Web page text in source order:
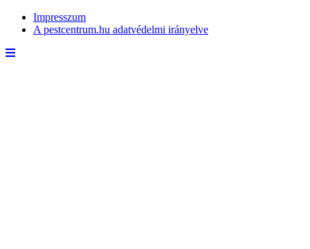
Impresszum
A pestcentrum.hu adatvédelmi irányelve